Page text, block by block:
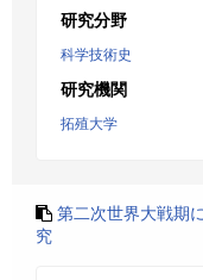
研究分野
科学技術史
研究機関
拓殖大学
第二次世界大戦期
究